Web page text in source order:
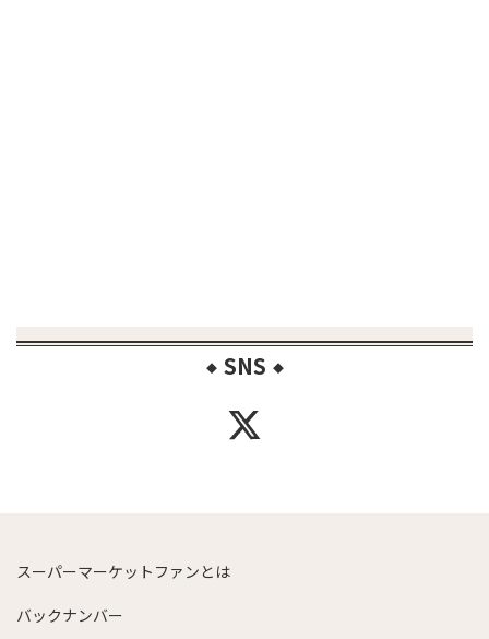
◆ SNS ◆
スーパーマーケットファンとは
バックナンバー